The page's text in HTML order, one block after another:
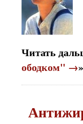
Читать
ободком" →»